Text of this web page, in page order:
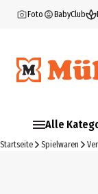
Foto BabyClub
Alle
Startseite Spielwaren